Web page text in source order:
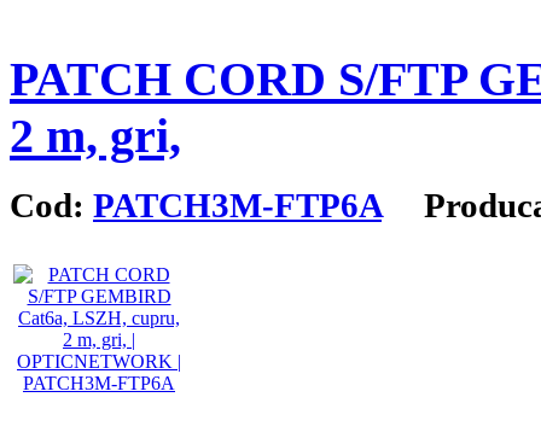
PATCH CORD S/FTP
2 m, gri,
Cod: PATCH3M-FTP6A